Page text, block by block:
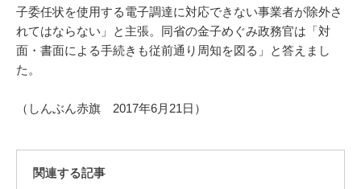
子委任状を使用する電子調達に対応できない事業者が除外さ
れてはならない」と主張。同省の金子めぐみ政務官は「対
面・書面による手続きも従前通り周知を図る」と答えまし
た。
（しんぶん赤旗 2017年6月21日）
関連する記事